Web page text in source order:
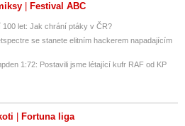
Festival ABC
let: Jak chrání ptáky v ČR?
se stanete elitním hackerem napadajícím
1:72: Postavili jsme létající kufr RAF od KP
Fortuna liga